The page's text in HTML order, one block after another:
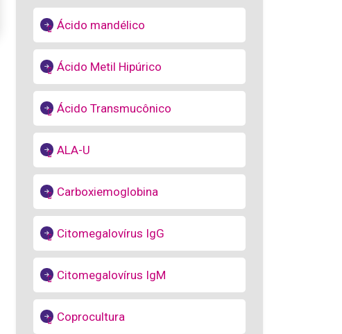
Ácido mandélico
Ácido Metil Hipúrico
Ácido Transmucônico
ALA-U
Carboxiemoglobina
Citomegalovírus IgG
Citomegalovírus IgM
Coprocultura